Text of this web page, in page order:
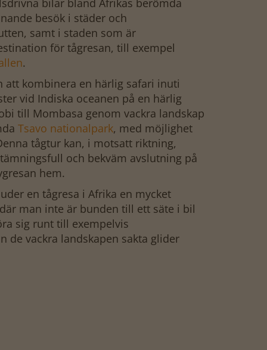
bilar bland Afrikas berömda
besök i städer och
samt i staden som är
för tågresan, till exempel
.
kombinera en härlig safari inuti
vid Indiska oceanen på en härlig
till Mombasa genom vackra landskap
Tsavo nationalpark, med möjlighet
tågtur kan, i motsatt riktning,
och bekväm avslutning på
hem.
en tågresa i Afrika en mycket
man inte är bunden till ett säte i bil
sig runt till exempelvis
de vackra landskapen sakta glider